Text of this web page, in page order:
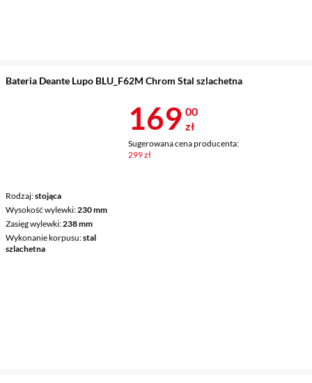
Bateria Deante Lupo BLU_F62M Chrom Stal szlachetna
Rodzaj stojąca
Wysokość wylewki 230 mm
Zasięg wylewki 238 mm
Wykonanie korpusu stal
szlachetna
Cena 169 zł
169 00
zł
Sugerowana cena producenta:
299 zł